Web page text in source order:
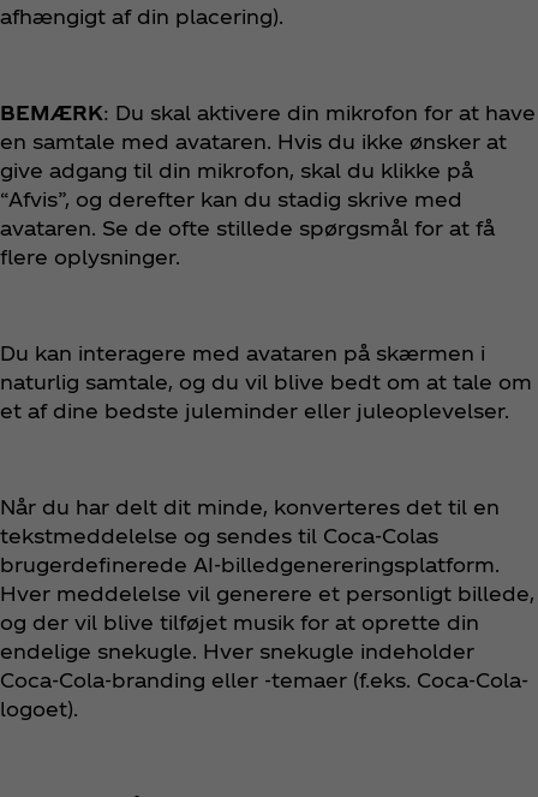
afhængigt af din placering).
BEMÆRK: Du skal aktivere din mikrofon for at have
en samtale med avataren. Hvis du ikke ønsker at
give adgang til din mikrofon, skal du klikke på
“Afvis”, og derefter kan du stadig skrive med
avataren. Se de ofte stillede spørgsmål for at få
flere oplysninger.
Du kan interagere med avataren på skærmen i
naturlig samtale, og du vil blive bedt om at tale om
et af dine bedste juleminder eller juleoplevelser.
Når du har delt dit minde, konverteres det til en
tekstmeddelelse og sendes til Coca‑Colas
brugerdefinerede AI-billedgenereringsplatform.
Hver meddelelse vil generere et personligt billede,
og der vil blive tilføjet musik for at oprette din
endelige snekugle. Hver snekugle indeholder
Coca‑Cola-branding eller -temaer (f.eks. Coca‑Cola-
logoet).